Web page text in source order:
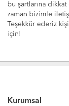
bu şartlarına
zaman bizimle
Teşekkür ederiz
için!
Kurumsal